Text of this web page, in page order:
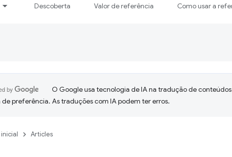
Descoberta Valor de referência Como usar a
O Google usa tecnologia de IA na tradução de conteúdos
preferência. As traduções com IA podem ter erros.
Articles